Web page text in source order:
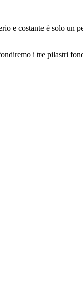
e costante è solo un
i tre pilastri